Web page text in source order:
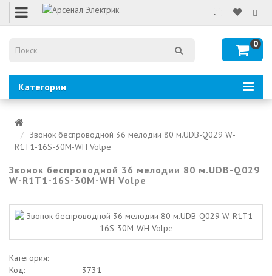
0
Категории
Звонок беспроводной 36 мелодии 80 м.UDB-Q029 W-
R1T1-16S-30M-WH Volpe
Звонок беспроводной 36 мелодии 80 м.UDB-Q029
W-R1T1-16S-30M-WH Volpe
Категория:
Код:
3731